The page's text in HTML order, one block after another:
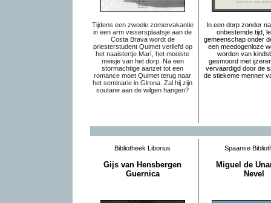
Tijdens een zwoele zomervakantie
in een arm vissersplaatsje aan de
Costa Brava wordt de
priesterstudent Quimet verliefd op
het naaistertje Marí, het mooiste
meisje van het dorp. Na een
stormachtige aanzet tot een
romance moet Quimet terug naar
het seminarie in Girona. Zal hij zijn
soutane aan de wilgen hangen?
In een dorp zonder
onbestemde tijd,
gemeenschap onder
een meedogenloze
worden van
gesmoord met
vervaardigd door de
de stiekeme menner
Bibliotheek Liborius Spaanse
Gijs van Hensbergen
Guernica
Miguel de
Nevel